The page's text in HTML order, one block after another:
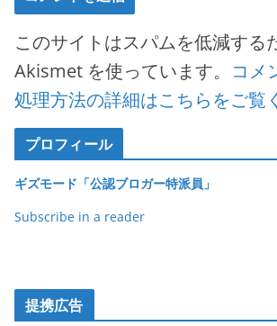
このサイトはスパムを低減する
Akismet を使っています。 コメ
処理方法の詳細はこちらをご覧
プロフィール
ギズモード「公認ブロガー特派員」
Subscribe in a reader
提携広告